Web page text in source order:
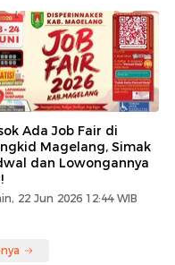
Ada Job Fair di
Magelang, Simak
dan Lowongannya
22 Jun 2026 12:44 WIB